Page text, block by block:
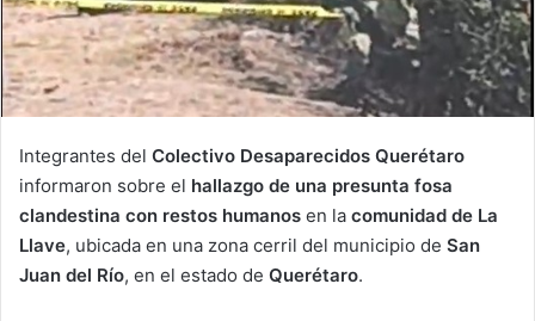
Integrantes del Colectivo Desaparecidos Querétaro
informaron sobre el hallazgo de una presunta fosa
clandestina con restos humanos en la comunidad de La
Llave, ubicada en una zona cerril del municipio de San
Juan del Río, en el estado de Querétaro.